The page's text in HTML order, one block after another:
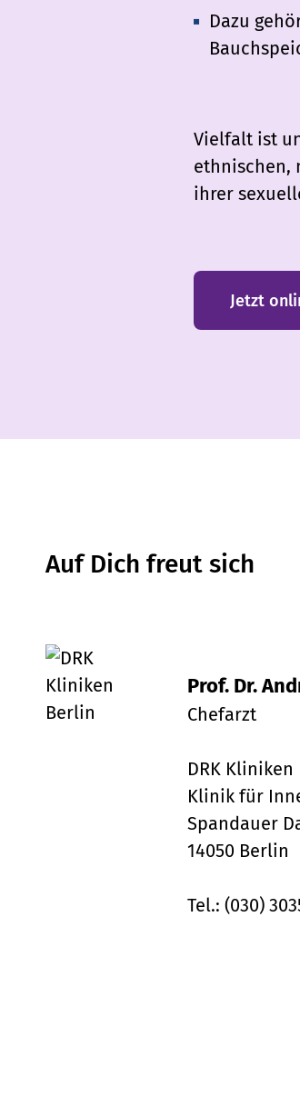
Dazu
Vielfalt ist
ethnischen,
ihrer
Jetzt
Auf Dich freut sich
Prof. Dr.
Chefarzt
DRK
Klinik für
Spandauer
14050 Berlin
Tel.: (030)